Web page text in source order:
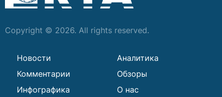
Copyright © 2026. All rights reserved.
Новости
Аналитика
Комментарии
Обзоры
Инфографика
О нас